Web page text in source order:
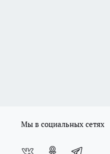
Мы в социальных сетях